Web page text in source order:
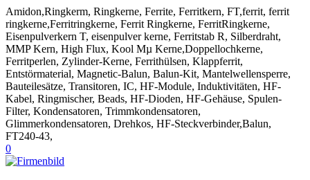
Amidon,Ringkerm, Ringkerne, Ferrite, Ferritkern, FT,ferrit, ferrit
ringkerne,Ferritringkerne, Ferrit Ringkerne, FerritRingkerne,
Eisenpulverkern T, eisenpulver kerne, Ferritstab R, Silberdraht,
MMP Kern, High Flux, Kool Mµ Kerne,Doppellochkerne,
Ferritperlen, Zylinder-Kerne, Ferrithülsen, Klappferrit,
Entstörmaterial, Magnetic-Balun, Balun-Kit, Mantelwellensperre,
Bauteilesätze, Transitoren, IC, HF-Module, Induktivitäten, HF-
Kabel, Ringmischer, Beads, HF-Dioden, HF-Gehäuse, Spulen-
Filter, Kondensatoren, Trimmkondensatoren,
Glimmerkondensatoren, Drehkos, HF-Steckverbinder,Balun,
FT240-43,
0